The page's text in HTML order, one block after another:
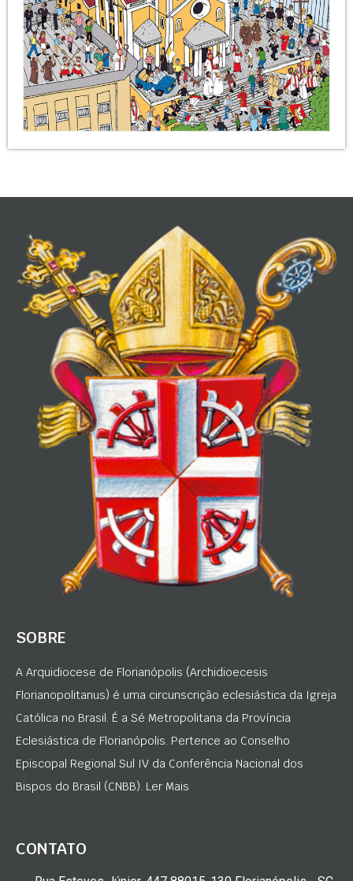
SOBRE
A Arquidiocese de Florianópolis (Archidioecesis
Florianopolitanus) é uma circunscrição eclesiástica da Igreja
Católica no Brasil. É a Sé Metropolitana da Província
Eclesiástica de Florianópolis. Pertence ao Conselho
Episcopal Regional Sul IV da Conferência Nacional dos
Bispos do Brasil (CNBB). Ler Mais
CONTATO